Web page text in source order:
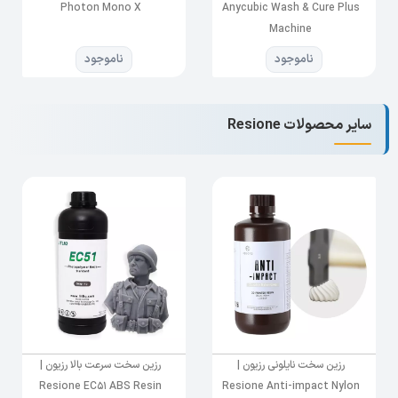
رزین منعطف لاستیکی
رزین منعطف لاستیکی
رنگ سفید
رزین منعطف الاستیک
بالاترین میزان ارتجاعی بودن رزین مربوط به مدل
F80می باشد و در عین حال پایین ترین میزان
استحکام پارگی را رزین
در خانواده رزین های
منعطف شرکت رزیون دارد. از نکات قابل توجه رزین
F80در دمای پایین نرمی و انعطاف پذیری خود را
Elasticity: F80 > F39 = F69 = F39T
Anycubic Wash & Cure Plus
Machine
ناموجود
Photon Mono X
ناموجود
سایر محصولات Resione
رزین سخت نایلونی رزیون |
Resione Anti-impact Nylon
رزین سخت سرعت بالا رزیون |
Resione EC51 ABS Resin